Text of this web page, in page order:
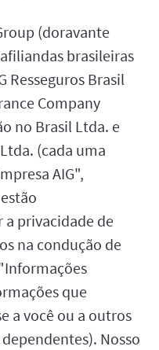
(doravante
brasileiras
Resseguros Brasil
Company
no Brasil Ltda. e
(cada uma
AIG",
privacidade de
na condução de
que
a você ou a outros
Nosso